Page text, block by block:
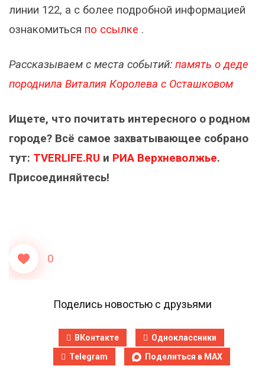
линии 122, а с более подробной информацией
ознакомиться по ссылке .
Рассказываем с места событий: память о деде
породнила Виталия Королева с Осташковом
Ищете, что почитать интересного о родном
городе? Всё самое захватывающее собрано
тут: TVERLIFE.RU и РИА Верхневолжье.
Присоединяйтесь!
0
Поделись новостью с друзьями
ВКонтакте
Одноклассники
Telegram
Поделиться в MAX